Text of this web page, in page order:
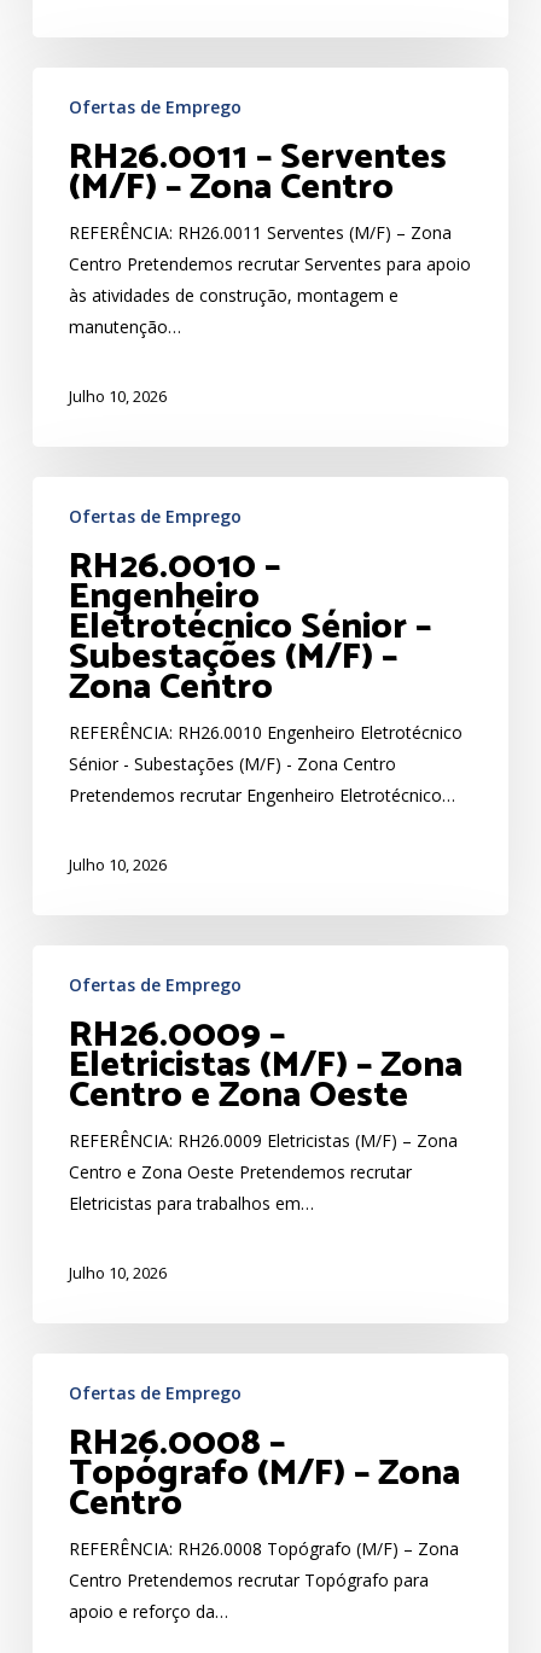
Serventes
(M/F)
Zona
Centro
Ofertas de Emprego
RH26.0011 – Serventes
(M/F) – Zona Centro
REFERÊNCIA: RH26.0011 Serventes (M/F) – Zona
Centro Pretendemos recrutar Serventes para apoio
às atividades de construção, montagem e
manutenção…
Julho 10, 2026
Engenheiro
Eletrotécnico
Sénior
Subestações
Zona
Centro
Ofertas de Emprego
RH26.0010 –
Engenheiro
Eletrotécnico Sénior –
Subestações (M/F) –
Zona Centro
REFERÊNCIA: RH26.0010 Engenheiro Eletrotécnico
Sénior - Subestações (M/F) - Zona Centro
Pretendemos recrutar Engenheiro Eletrotécnico…
Julho 10, 2026
Eletricistas
(M/F)
Centro
Zona
Ofertas de Emprego
RH26.0009 –
Eletricistas (M/F) – Zona
Centro e Zona Oeste
REFERÊNCIA: RH26.0009 Eletricistas (M/F) – Zona
Centro e Zona Oeste Pretendemos recrutar
Eletricistas para trabalhos em…
Julho 10, 2026
Topógrafo
(M/F)
Centro
Ofertas de Emprego
RH26.0008 –
Topógrafo (M/F) – Zona
Centro
REFERÊNCIA: RH26.0008 Topógrafo (M/F) – Zona
Centro Pretendemos recrutar Topógrafo para
apoio e reforço da…